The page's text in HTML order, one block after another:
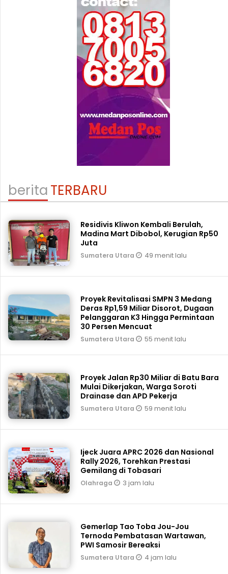
beritaTERBARU
Residivis Kliwon Kembali Berulah,
Madina Mart Dibobol, Kerugian Rp50
Juta
Sumatera Utara 49 menit lalu
Proyek Revitalisasi SMPN 3 Medang
Deras Rp1,59 Miliar Disorot, Dugaan
Pelanggaran K3 Hingga Permintaan
30 Persen Mencuat
Sumatera Utara 55 menit lalu
Proyek Jalan Rp30 Miliar di Batu Bara
Mulai Dikerjakan, Warga Soroti
Drainase dan APD Pekerja
Sumatera Utara 59 menit lalu
Ijeck Juara APRC 2026 dan Nasional
Rally 2026, Torehkan Prestasi
Gemilang di Tobasari
Olahraga 3 jam lalu
Gemerlap Tao Toba Jou-Jou
Ternoda Pembatasan Wartawan,
PWI Samosir Bereaksi
Sumatera Utara 4 jam lalu